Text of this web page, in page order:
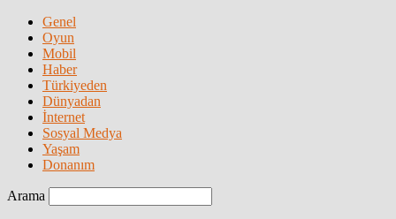
Genel
Oyun
Mobil
Haber
Türkiyeden
Dünyadan
İnternet
Sosyal Medya
Yaşam
Donanım
Arama